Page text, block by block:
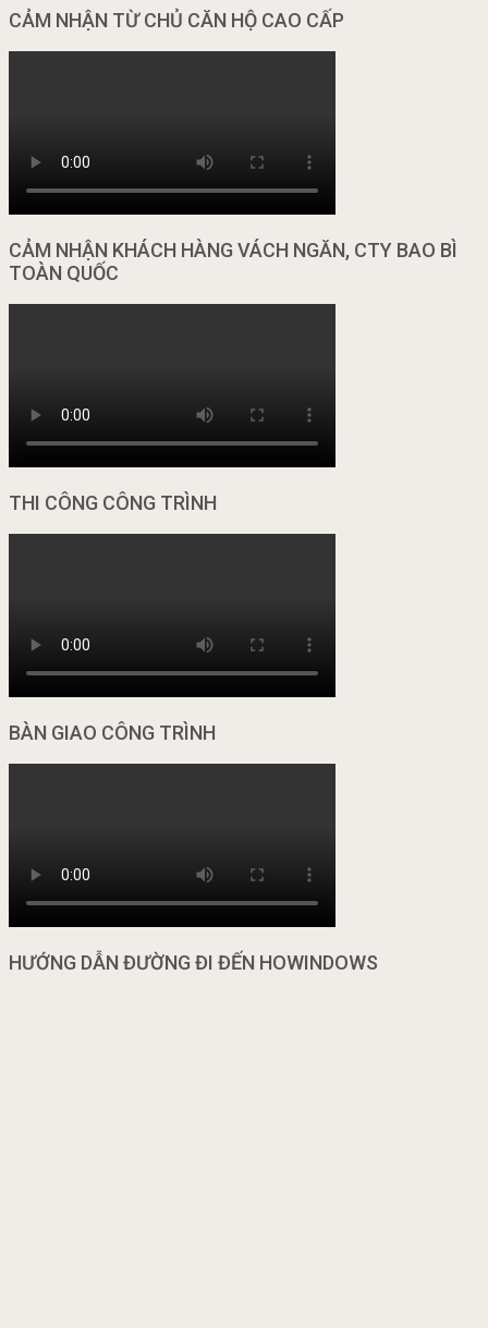
CẢM NHẬN TỪ CHỦ CĂN HỘ CAO CẤP
CẢM NHẬN KHÁCH HÀNG VÁCH NGĂN, CTY BAO BÌ
TOÀN QUỐC
THI CÔNG CÔNG TRÌNH
BÀN GIAO CÔNG TRÌNH
HƯỚNG DẪN ĐƯỜNG ĐI ĐẾN HOWINDOWS